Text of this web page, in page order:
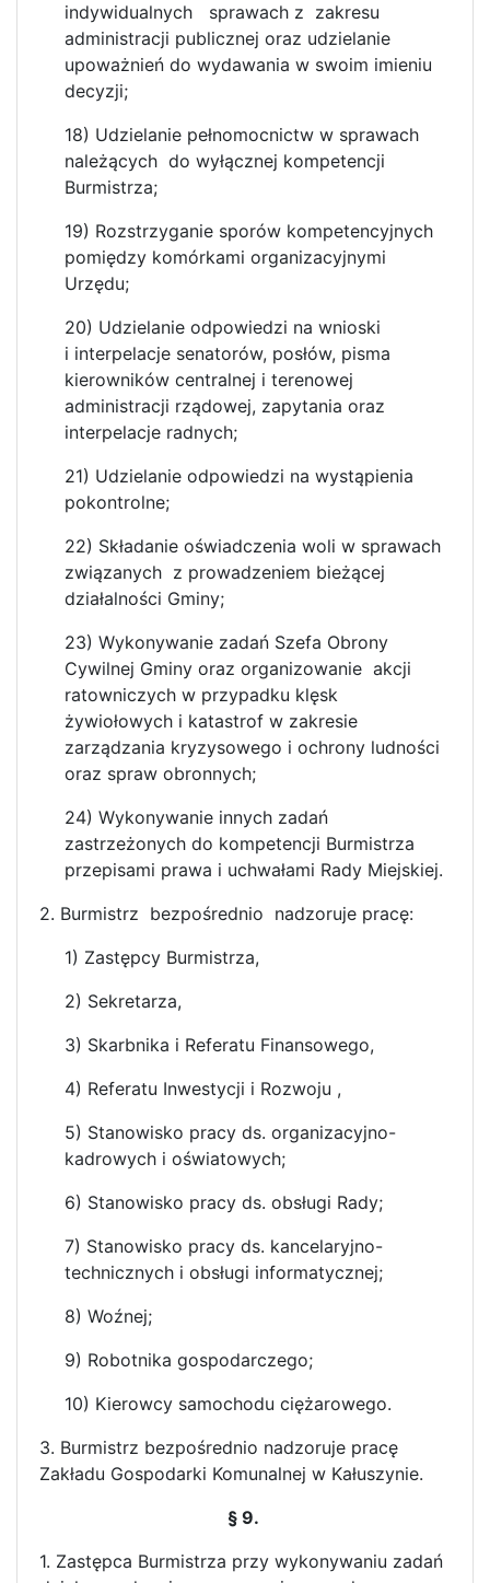
indywidualnych sprawach z zakresu
administracji publicznej oraz udzielanie
upoważnień do wydawania w swoim imieniu
decyzji;
18) Udzielanie pełnomocnictw w sprawach
należących do wyłącznej kompetencji
Burmistrza;
19) Rozstrzyganie sporów kompetencyjnych
pomiędzy komórkami organizacyjnymi
Urzędu;
20) Udzielanie odpowiedzi na wnioski
i interpelacje senatorów, posłów, pisma
kierowników centralnej i terenowej
administracji rządowej, zapytania oraz
interpelacje radnych;
21) Udzielanie odpowiedzi na wystąpienia
pokontrolne;
22) Składanie oświadczenia woli w sprawach
związanych z prowadzeniem bieżącej
działalności Gminy;
23) Wykonywanie zadań Szefa Obrony
Cywilnej Gminy oraz organizowanie akcji
ratowniczych w przypadku klęsk
żywiołowych i katastrof w zakresie
zarządzania kryzysowego i ochrony ludności
oraz spraw obronnych;
24) Wykonywanie innych zadań
zastrzeżonych do kompetencji Burmistrza
przepisami prawa i uchwałami Rady Miejskiej.
2. Burmistrz bezpośrednio nadzoruje pracę:
1) Zastępcy Burmistrza,
2) Sekretarza,
3) Skarbnika i Referatu Finansowego,
4) Referatu Inwestycji i Rozwoju ,
5) Stanowisko pracy ds. organizacyjno-
kadrowych i oświatowych;
6) Stanowisko pracy ds. obsługi Rady;
7) Stanowisko pracy ds. kancelaryjno-
technicznych i obsługi informatycznej;
8) Woźnej;
9) Robotnika gospodarczego;
10) Kierowcy samochodu ciężarowego.
3. Burmistrz bezpośrednio nadzoruje pracę
Zakładu Gospodarki Komunalnej w Kałuszynie.
§ 9.
1. Zastępca Burmistrza przy wykonywaniu zadań